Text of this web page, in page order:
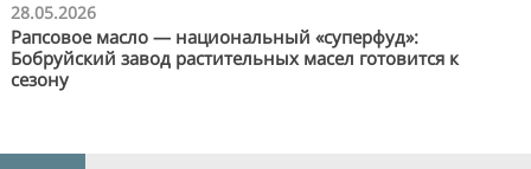
28.05.2026
Рапсовое масло — национальный «суперфуд»:
Бобруйский завод растительных масел готовится к
сезону